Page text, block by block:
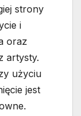
strony
i
oraz
artysty.
użyciu
jest